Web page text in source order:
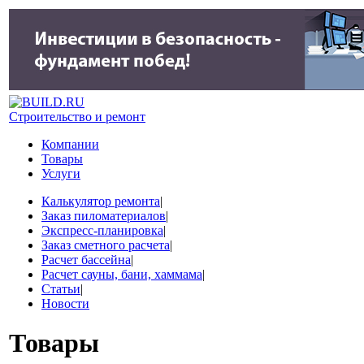
Строительство и ремонт
Компании
Товары
Услуги
Калькулятор ремонта|
Заказ пиломатериалов|
Экспресс-планировка|
Заказ сметного расчета|
Расчет бассейна|
Расчет сауны, бани, хаммама|
Статьи|
Новости
Товары